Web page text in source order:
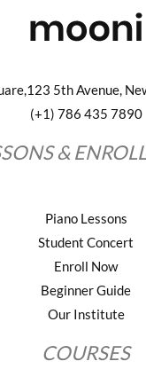
5th Avenue,
(+1) 786 435 7890
&
Piano Lessons
Student Concert
Enroll Now
Beginner Guide
Our Institute
COURSES